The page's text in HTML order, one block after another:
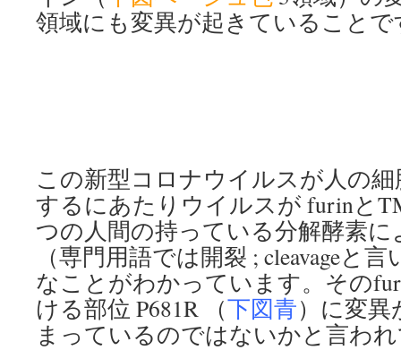
領域にも変異が起きていることで
この新型コロナウイルスが人の
するにあたりウイルスが furinと
つの人間の持っている分解酵素
（専門用語では開裂 ; cleavageと
なことがわかっています。その
ける部位 P681R （下図青）に変
まっているのではないかと言わ